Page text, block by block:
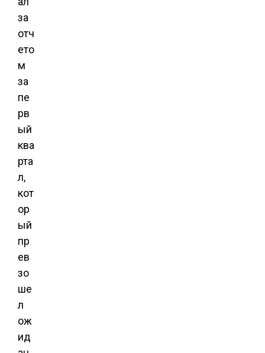
за
отч
ето
м
за
пе
рв
ый
ква
рта
л,
кот
ор
ый
пр
ев
зо
ше
л
ож
ид